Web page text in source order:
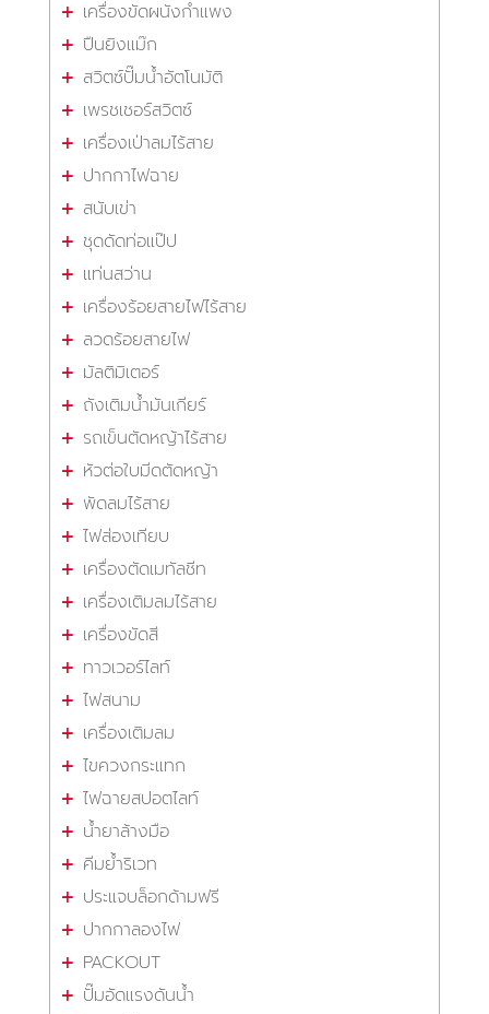
เครื่องขัดผนังกำแพง
ปืนยิงแม๊ก
สวิตซ์ปั๊มน้ำอัตโนมัติ
เพรชเชอร์สวิตซ์
เครื่องเป่าลมไร้สาย
ปากกาไฟฉาย
สนับเข่า
ชุดดัดท่อแป๊ป
แท่นสว่าน
เครื่องร้อยสายไฟไร้สาย
ลวดร้อยสายไฟ
มัลติมิเตอร์
ถังเติมน้ำมันเกียร์
รถเข็นตัดหญ้าไร้สาย
หัวต่อใบมีดตัดหญ้า
พัดลมไร้สาย
ไฟส่องเทียบ
เครื่องตัดเมทัลชีท
เครื่องเติมลมไร้สาย
เครื่องขัดสี
ทาวเวอร์ไลท์
ไฟสนาม
เครื่องเติมลม
ไขควงกระแทก
ไฟฉายสปอตไลท์
น้ำยาล้างมือ
คีมย้ำริเวท
ประแจบล็อกด้ามฟรี
ปากกาลองไฟ
PACKOUT
ปั๊มอัดแรงดันน้ำ